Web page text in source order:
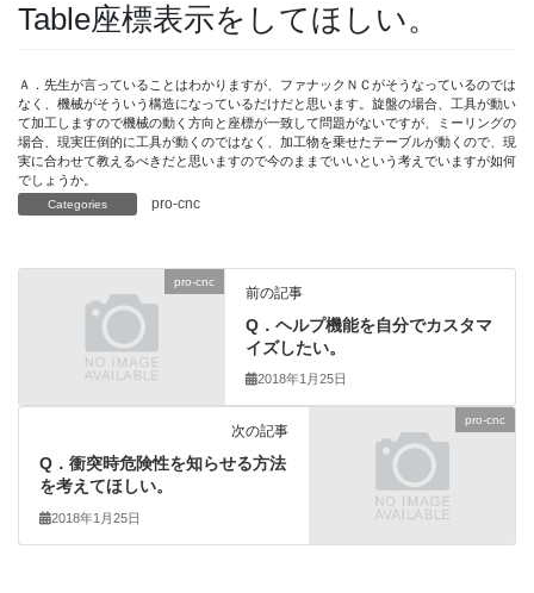
Table座標表示をしてほしい。
Ａ．先生が言っていることはわかりますが、ファナックＮＣがそうなっているのでは
なく、機械がそういう構造になっているだけだと思います。旋盤の場合、工具が動い
て加工しますので機械の動く方向と座標が一致して問題がないですが、ミーリングの
場合、現実圧倒的に工具が動くのではなく、加工物を乗せたテーブルが動くので、現
実に合わせて教えるべきだと思いますので今のままでいいという考えでいますが如何
でしょうか。
Categories pro-cnc
pro-cnc
前の記事
Q．ヘルプ機能を自分でカスタマ
イズしたい。
2018年1月25日
pro-cnc
次の記事
Q．衝突時危険性を知らせる方法
を考えてほしい。
2018年1月25日